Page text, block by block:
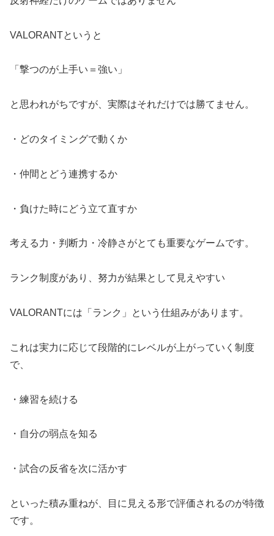
VALORANTというと
「撃つのが上手い＝強い」
と思われがちですが、実際はそれだけでは勝てません。
・どのタイミングで動くか
・仲間とどう連携するか
・負けた時にどう立て直すか
考える力・判断力・冷静さがとても重要なゲームです。
ランク制度があり、努力が結果として見えやすい
VALORANTには「ランク」という仕組みがあります。
これは実力に応じて段階的にレベルが上がっていく制度
で、
・練習を続ける
・自分の弱点を知る
・試合の反省を次に活かす
といった積み重ねが、目に見える形で評価されるのが特徴
です。